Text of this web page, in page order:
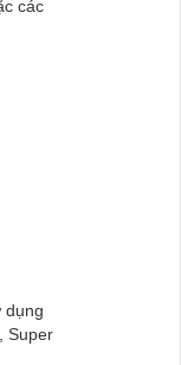
các
mọi
dụng
Super